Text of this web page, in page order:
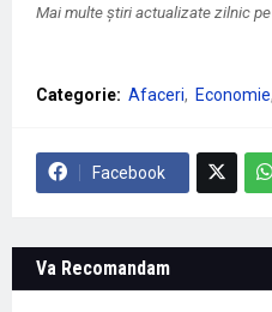
Mai multe știri actualizate zilnic pe
Categorie: Afaceri Economie
Facebook
Va Recomandam